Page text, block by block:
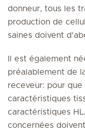
donneur, tous les
production de
saines doivent
Il est également
préalablement de
receveur: pour
caractéristiques
caractéristiques
concernées